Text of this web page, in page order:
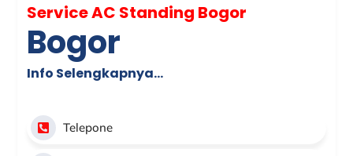
Service AC Standing Bogor
Bogor
Info Selengkapnya…
Telepone